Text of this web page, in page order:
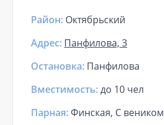
Район: Октябрьский
Адрес: Панфилова, 3
Остановка: Панфилова
Вместимость:до 10 чел
Парная:Финская, С веником